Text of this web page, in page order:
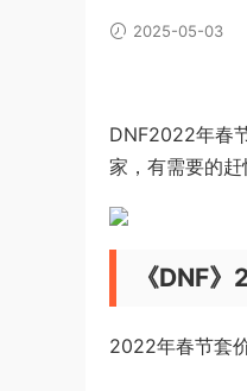
2025-05-03
DNF2022年春
家，有需要的赶
《DNF
2022年春节套